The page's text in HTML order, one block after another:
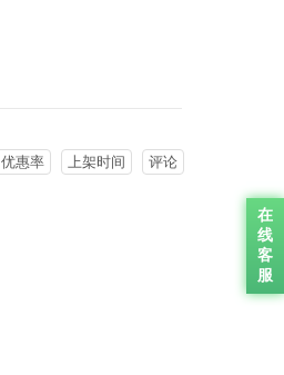
优惠率 上架时间 评论
在
线
客
服